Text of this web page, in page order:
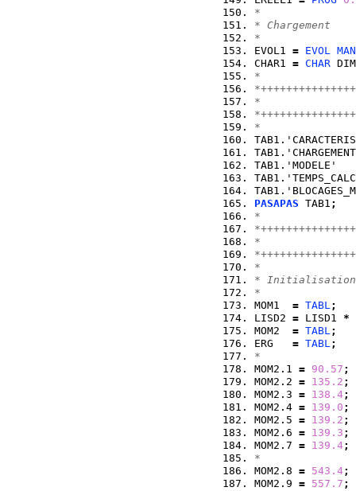
*
* Chargement
*
EVOL1 = EVOL
CHAR1 = CHAR
*
*
*
PASAPAS TAB1 ;
*
*
*
* Initialisation
*
MOM1 = TABL;
LISD2 = LISD1 *
MOM2 = TABL;
ERG = TABL;
*
MOM2.1 = 90.57 ;
MOM2.2 = 135.2 ;
MOM2.3 = 138.4;
MOM2.4 = 139.0 ;
MOM2.5 = 139.2 ;
MOM2.6 = 139.3 ;
MOM2.7 = 139.4;
*
MOM2.8 = 543.4;
MOM2.9 = 557.7 ;